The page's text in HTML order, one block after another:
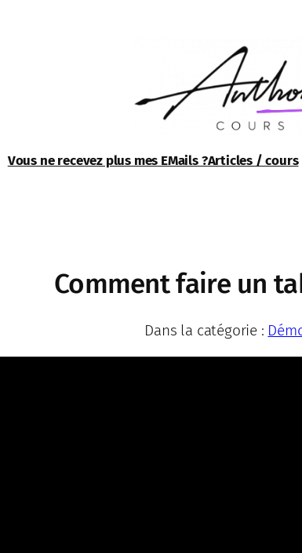
Vous ne recevez plus mes EMails ?Articles / cours
Comment faire un
Dans la catégorie :